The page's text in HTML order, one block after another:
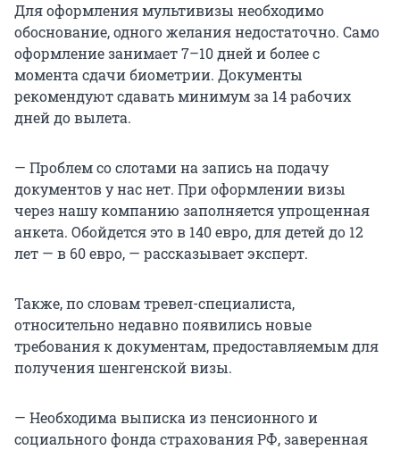
Для оформления мультивизы необходимо
обоснование, одного желания недостаточно. Само
оформление занимает 7–10 дней и более с
момента сдачи биометрии. Документы
рекомендуют сдавать минимум за 14 рабочих
дней до вылета.
— Проблем со слотами на запись на подачу
документов у нас нет. При оформлении визы
через нашу компанию заполняется упрощенная
анкета. Обойдется это в 140 евро, для детей до 12
лет — в 60 евро, — рассказывает эксперт.
Также, по словам тревел-специалиста,
относительно недавно появились новые
требования к документам, предоставляемым для
получения шенгенской визы.
— Необходима выписка из пенсионного и
социального фонда страхования РФ, заверенная